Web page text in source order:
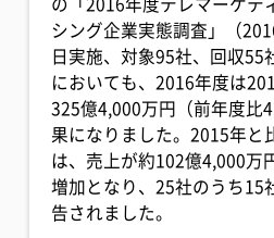
の「2016年度テレマーケテ
シング企業実態調査」（
日実施、対象95社、回収55
においても、2016年度は
325億4,000万円（前年度比
果になりました。2015年と
は、売上が約102億4,000万
増加となり、25社のうち15
告されました。